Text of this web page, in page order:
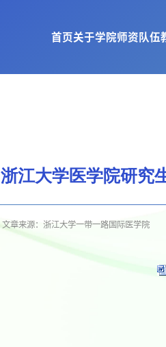
首页关于学院师资队伍
浙江大学医学院研究
文章来源：浙江大学一带一路国际医学院